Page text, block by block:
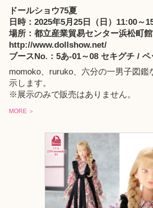
ドールショウ75夏
日時：2025年5月25日（日）11:00～
場所：都立産業貿易センター浜松町館
http://www.dollshow.net/
ブースNo.：5あ-01～08 セキグチ / ペ
momoko、ruruko、六分の一男子図鑑
示します。
※展示のみで販売はありません。
MORE ＞